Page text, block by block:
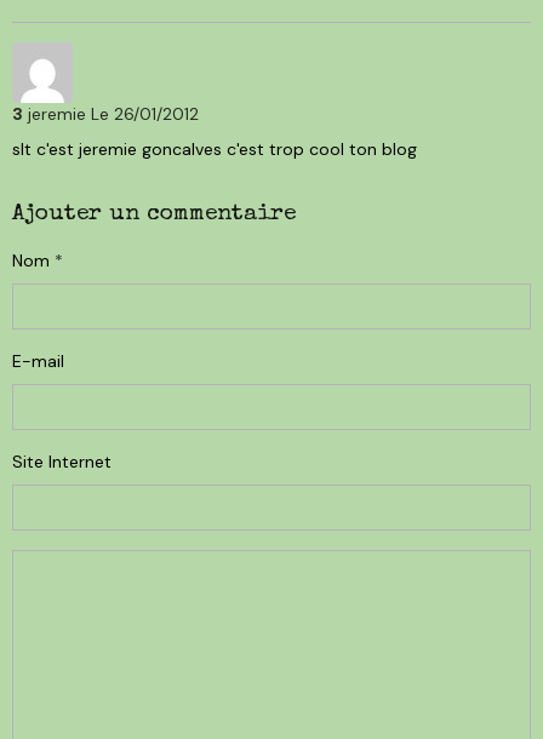
3 jeremie Le 26/01/2012
slt c'est jeremie goncalves c'est trop cool ton blog
Ajouter un commentaire
Nom
E-mail
Site Internet